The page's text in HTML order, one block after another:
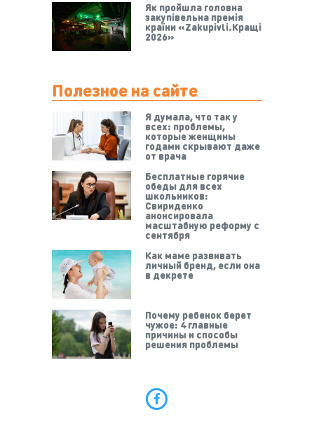
Як пройшла головна
закупівельна премія
країни «Zakupivli.Кращі
2026»
Полезное на сайте
Я думала, что так у
всех: проблемы,
которые женщины
годами скрывают даже
от врача
Бесплатные горячие
обеды для всех
школьников:
Свириденко
анонсировала
масштабную реформу с
сентября
Как маме развивать
личный бренд, если она
в декрете
Почему ребенок берет
чужое: 4 главные
причины и способы
решения проблемы